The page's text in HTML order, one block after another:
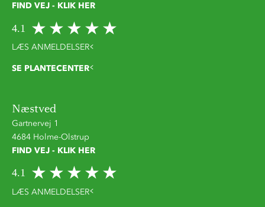
FIND VEJ - KLIK HER
4.1
LÆS ANMELDELSER
SE PLANTECENTER
Næstved
Gartnervej 1
4684 Holme-Olstrup
FIND VEJ - KLIK HER
4.1
LÆS ANMELDELSER